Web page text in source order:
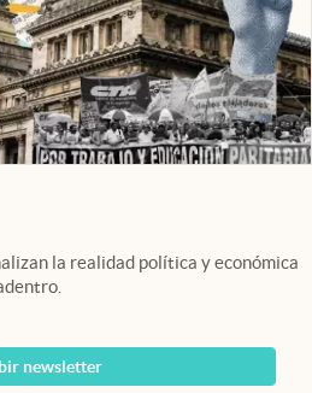
la realidad política y económica
newsletter